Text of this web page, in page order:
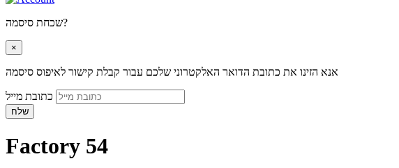
שכחת סיסמה?
×
אנא הזינו את כתובת הדואר האלקטרוני שלכם עבור קבלת קישור לאיפוס סיסמה
שלח
Factory 54